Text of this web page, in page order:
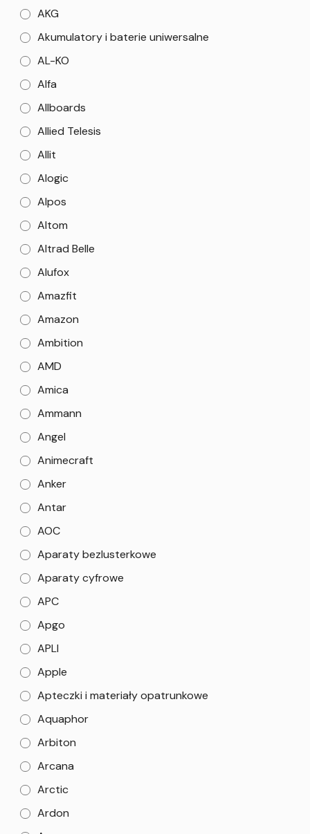
AKG
Akumulatory i baterie uniwersalne
AL-KO
Alfa
Allboards
Allied Telesis
Allit
Alogic
Alpos
Altom
Altrad Belle
Alufox
Amazfit
Amazon
Ambition
AMD
Amica
Ammann
Angel
Animecraft
Anker
Antar
AOC
Aparaty bezlusterkowe
Aparaty cyfrowe
APC
Apgo
APLI
Apple
Apteczki i materiały opatrunkowe
Aquaphor
Arbiton
Arcana
Arctic
Ardon